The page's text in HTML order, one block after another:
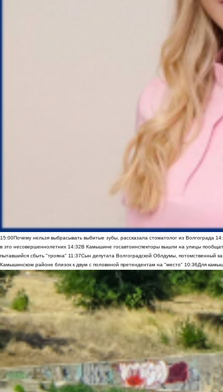
15:00Почему нельзя выбрасывать выбитые зубы, рассказала стоматолог из Волгограда
в это несовершеннолетних 14:32В Камышине госавтоинспекторы вышли на улицы
пытавшийся сбыть "трояна" 11:37Сын депутата Волгоградской Облдумы, потомственный
Камышинском районе близок к двум с половиной претендентам на "место" 10:36Для